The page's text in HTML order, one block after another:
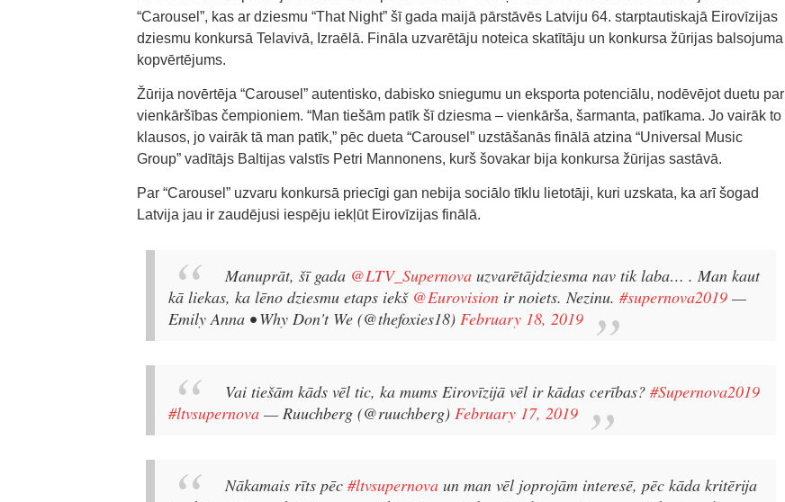
“Carousel”, kas ar dziesmu “That Night” šī gada maijā pārstāvēs Latviju 64. starptautiskajā Eirovīzijas
dziesmu konkursā Telavivā, Izraēlā. Fināla uzvarētāju noteica skatītāju un konkursa žūrijas balsojuma
kopvērtējums.
Žūrija novērtēja “Carousel” autentisko, dabisko sniegumu un eksporta potenciālu, nodēvējot duetu par
vienkāršības čempioniem. “Man tiešām patīk šī dziesma – vienkārša, šarmanta, patīkama. Jo vairāk to
klausos, jo vairāk tā man patīk,” pēc dueta “Carousel” uzstāšanās finālā atzina “Universal Music
Group” vadītājs Baltijas valstīs Petri Mannonens, kurš šovakar bija konkursa žūrijas sastāvā.
Par “Carousel” uzvaru konkursā priecīgi gan nebija sociālo tīklu lietotāji, kuri uzskata, ka arī šogad
Latvija jau ir zaudējusi iespēju iekļūt Eirovīzijas finālā.
Manuprāt, šī gada @LTV_Supernova uzvarētājdziesma nav tik laba… . Man kaut
kā liekas, ka lēno dziesmu etaps iekš @Eurovision ir noiets. Nezinu. #supernova2019 —
Emily Anna • Why Don't We (@thefoxies18) February 18, 2019
Vai tiešām kāds vēl tic, ka mums Eirovīzijā vēl ir kādas cerības? #Supernova2019
#ltvsupernova — Ruuchberg (@ruuchberg) February 17, 2019
Nākamais rīts pēc #ltvsupernova un man vēl joprojām interesē, pēc kāda kritērija